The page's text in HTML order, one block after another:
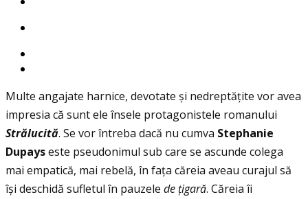
Multe angajate harnice, devotate și nedreptăţite vor avea
impresia că sunt ele însele protagonistele romanului
Strălucită. Se vor întreba dacă nu cumva Stephanie
Dupayseste pseudonimul sub care se ascunde colega
mai empatică, mai rebelă, în faţa căreia aveau curajul să
își deschidă sufletul în pauzele de ţigară. Căreia îi